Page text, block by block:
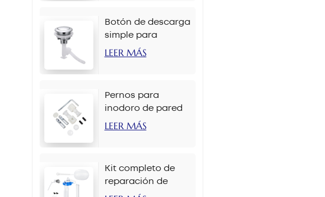
Botón de descarga
simple para
inodoro de 38 mm
LEER MÁS
Pernos para
inodoro de pared
M12 x 70 mm
LEER MÁS
Kit completo de
reparación de
tanque de inodoro